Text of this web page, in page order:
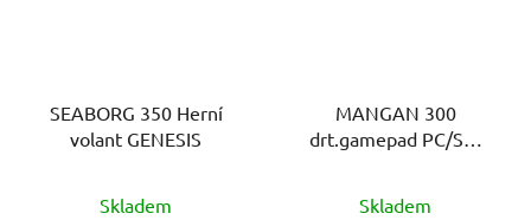
SEABORG 350 Herní
volant GENESIS
Skladem
MANGAN 300
drt.gamepad PC/SW
Skladem